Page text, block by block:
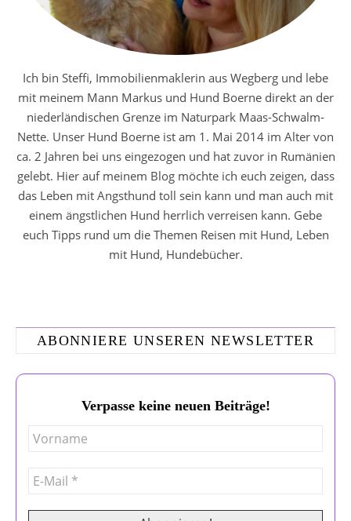
Ich bin Steffi, Immobilienmaklerin aus Wegberg und lebe
mit meinem Mann Markus und Hund Boerne direkt an der
niederländischen Grenze im Naturpark Maas-Schwalm-
Nette. Unser Hund Boerne ist am 1. Mai 2014 im Alter von
ca. 2 Jahren bei uns eingezogen und hat zuvor in Rumänien
gelebt. Hier auf meinem Blog möchte ich euch zeigen, dass
das Leben mit Angsthund toll sein kann und man auch mit
einem ängstlichen Hund herrlich verreisen kann. Gebe
euch Tipps rund um die Themen Reisen mit Hund, Leben
mit Hund, Hundebücher.
ABONNIERE UNSEREN NEWSLETTER
Verpasse keine neuen Beiträge!